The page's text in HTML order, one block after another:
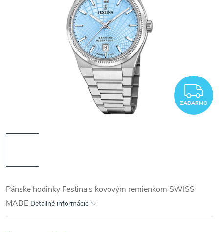
ZADARMO
Pánske hodinky Festina s kovovým remienkom SWISS
MADE Detailné informácie